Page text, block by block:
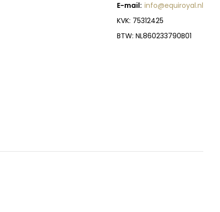
E-mail: info@equiroyal.nl
KVK: 75312425
BTW: NL860233790B01